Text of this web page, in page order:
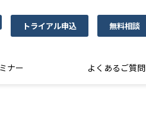
トライアル申込 無料相談
ナー よくあるご質問